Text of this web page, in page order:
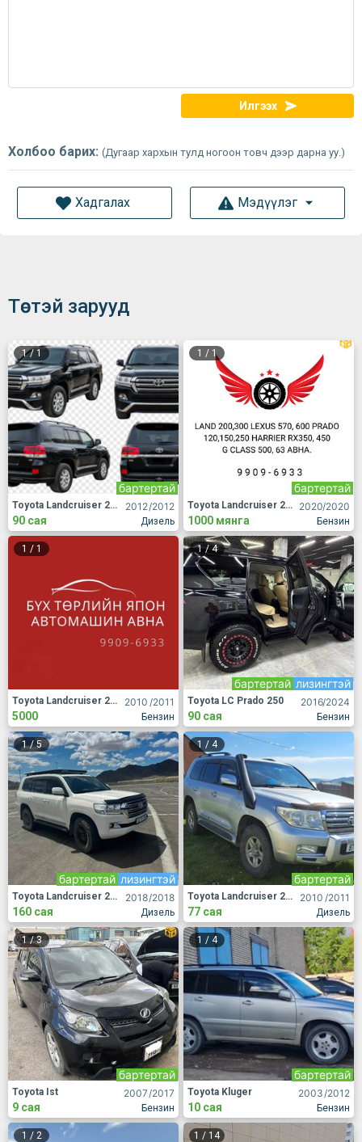
Илгээх
Холбоо барих: (Дугаар хархын тулд ногоон товч дээр дарна уу.)
Хадгалах Мэдүүлэг
Төстэй зарууд
1/ 1
2012/2012
Дизель
бартертай
Toyota Landcruiser 200
90 сая
1 / 1
2020/2020
Бензин
бартертай
Toyota Landcruiser 200
1000 мянга
1 / 1
2010 /2011
Бензин
Toyota Landcruiser 200
5000
1/4
2016/2024
Бензин
лизингтэй
бартертай
Toyota LC Prado 250
90 сая
1/5
2018/2018
Дизель
лизингтэй
бартертай
Toyota Landcruiser 200
160 сая
1 / 4
2010 /2011
Дизель
бартертай
Toyota Landcruiser 200
77 сая
1/3
2007/2017
Бензин
бартертай
Toyota Ist
9 сая
1 / 4
2003/2012
Бензин
бартертай
Toyota Kluger
10 сая
1 / 2 1 / 14